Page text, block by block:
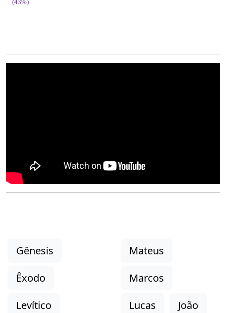
(43%)
Gênesis
Êxodo
Levítico
Mateus
Marcos
Lucas
João